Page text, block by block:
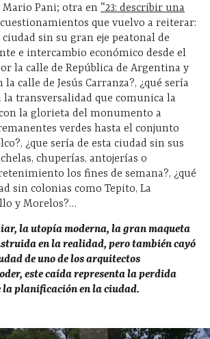
Pani; otra en “23: describir una
que vuelvo a reiterar:
ciudad sin su gran eje peatonal de
e intercambio económico desde el
la calle de República de Argentina y
calle de Jesús Carranza?, ¿qué sería
la transversalidad que comunica la
la glorieta del monumento a
verdes hasta el conjunto
¿que sería de esta ciudad sin sus
chuperías, antojerías o
los fines de semana?, ¿qué
sin colonias como Tepito, La
y Morelos?…
la utopía moderna, la gran maqueta
en la realidad, pero también cayó
de uno de los arquitectos
este caída representa la perdida
la planificación en la ciudad.